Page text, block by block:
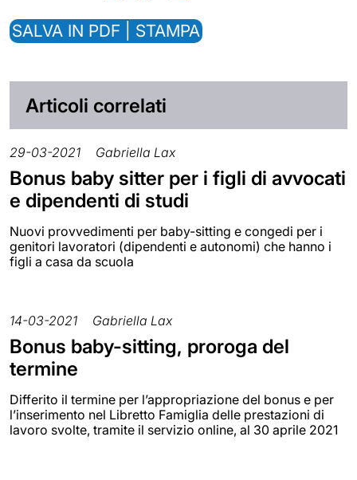
SALVA IN PDF | STAMPA
Articoli correlati
29-03-2021 Gabriella Lax
Bonus baby sitter per i figli di avvocati
e dipendenti di studi
Nuovi provvedimenti per baby-sitting e congedi per i
genitori lavoratori (dipendenti e autonomi) che hanno i
figli a casa da scuola
14-03-2021 Gabriella Lax
Bonus baby-sitting, proroga del
termine
Differito il termine per l’appropriazione del bonus e per
l’inserimento nel Libretto Famiglia delle prestazioni di
lavoro svolte, tramite il servizio online, al 30 aprile 2021